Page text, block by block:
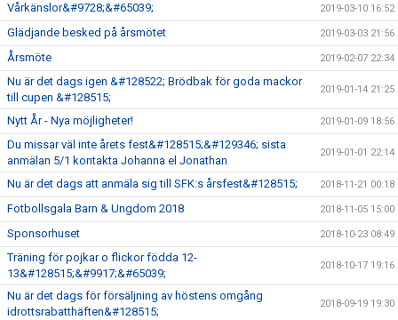
Vårkänslor&#9728;&#65039; 2019-03-10 16:52
Glädjande besked på årsmötet 2019-03-03 21:56
Årsmöte 2019-02-07 22:34
Nu är det dags igen &#128522; Brödbak för goda mackor
till cupen &#128515;
2019-01-14 21:25
Nytt År - Nya möjligheter! 2019-01-09 18:56
Du missar väl inte årets fest&#128515;&#129346; sista
anmälan 5/1 kontakta Johanna el Jonathan
2019-01-01 22:14
Nu är det dags att anmäla sig till SFK:s årsfest&#128515; 2018-11-21 00:18
Fotbollsgala Barn & Ungdom 2018 2018-11-05 15:00
Sponsorhuset 2018-10-23 08:49
Träning för pojkar o flickor födda 12-
13&#128515;&#9917;&#65039;
2018-10-17 19:16
Nu är det dags för försäljning av höstens omgång
idrottsrabatthäften&#128515;
2018-09-19 19:30